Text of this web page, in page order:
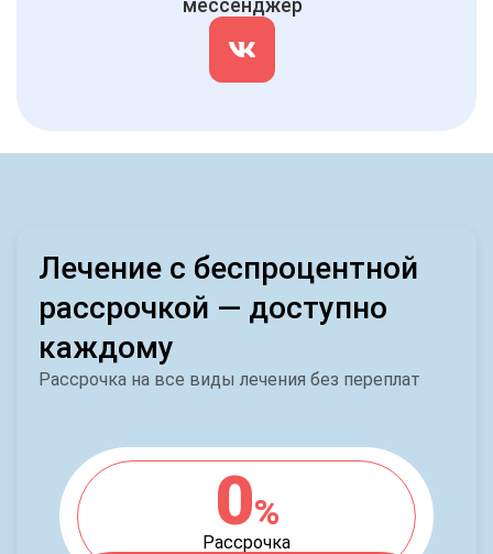
мессенджер
Лечение с беспроцентной
рассрочкой — доступно
каждому
Рассрочка на все виды лечения без переплат
0%
Рассрочка